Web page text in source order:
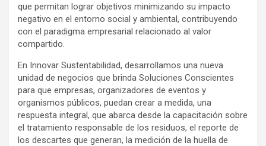
que permitan lograr objetivos minimizando su impacto
negativo en el entorno social y ambiental, contribuyendo
con el paradigma empresarial relacionado al valor
compartido.
En Innovar Sustentabilidad, desarrollamos una nueva
unidad de negocios que brinda Soluciones Conscientes
para que empresas, organizadores de eventos y
organismos públicos, puedan crear a medida, una
respuesta integral, que abarca desde la capacitación sobre
el tratamiento responsable de los residuos, el reporte de
los descartes que generan, la medición de la huella de